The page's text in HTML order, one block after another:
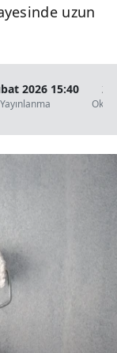
uzun
2026 15:40
Yayınlanma
2